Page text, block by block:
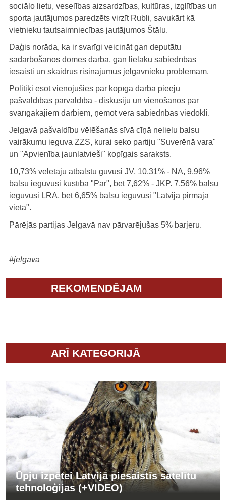
sociālo lietu, veselības aizsardzības, kultūras, izglītības un
sporta jautājumos paredzēts virzīt Rubli, savukārt kā
vietnieku tautsaimniecības jautājumos Štālu.
Daģis norāda, ka ir svarīgi veicināt gan deputātu
sadarbošanos domes darbā, gan lielāku sabiedrības
iesaisti un skaidrus risinājumus jelgavnieku problēmām.
Politiķi esot vienojušies par kopīga darba pieeju
pašvaldības pārvaldībā - diskusiju un vienošanos par
svarīgākajiem darbiem, ņemot vērā sabiedrības viedokli.
Jelgavā pašvaldību vēlēšanās sīvā cīņā nelielu balsu
vairākumu ieguva ZZS, kurai seko partiju "Suverēnā vara"
un "Apvienība jaunlatvieši" kopīgais saraksts.
10,73% vēlētāju atbalstu guvusi JV, 10,31% - NA, 9,96%
balsu ieguvusi kustība "Par", bet 7,62% - JKP. 7,56% balsu
ieguvusi LRA, bet 6,65% balsu ieguvusi "Latvija pirmajā
vietā".
Pārējās partijas Jelgavā nav pārvarējušas 5% barjeru.
#jelgava
REKOMENDĒJAM
ARĪ KATEGORIJĀ
Ūpju izpētei Latvijā piesaistīs satelītu
tehnoloģijas (+VIDEO)